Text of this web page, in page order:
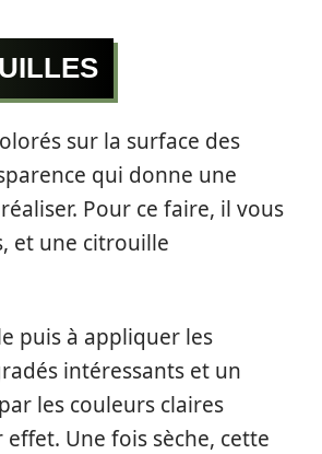
sur la surface des
qui donne une
Pour ce faire, il vous
et une citrouille
puis à appliquer les
intéressants et un
les couleurs claires
Une fois sèche, cette